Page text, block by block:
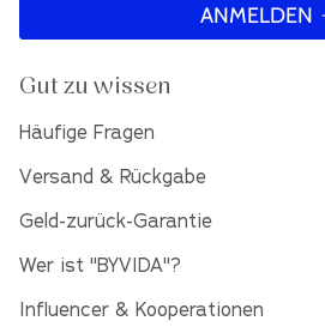
ANMELDEN
Gut zu wissen
Häufige Fragen
Versand & Rückgabe
Geld-zurück-Garantie
Wer ist "BYVIDA"?
Influencer & Kooperationen